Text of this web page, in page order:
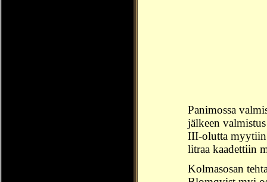
Panimossa
jälkeen
III-olutta myytiin
litraa kaadettiin
Kolmasosan